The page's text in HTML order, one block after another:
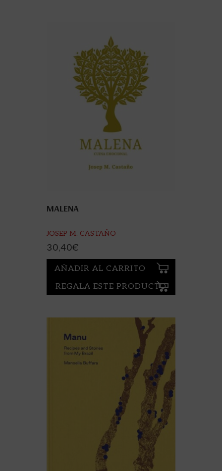
MALENA
JOSEP M. CASTAÑO
30,40€
AÑADIR AL CARRITO
REGALA ESTE PRODUCTO